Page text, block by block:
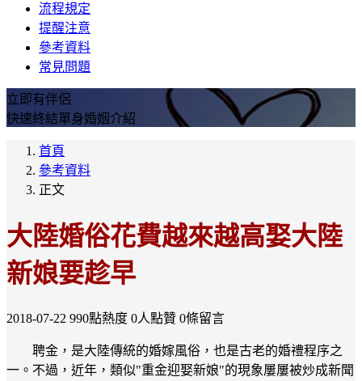
流程規定
提醒注意
參考資料
常見問題
立即有伴侶
快速終結單身婚姻介紹
首頁
參考資料
正文
大陸婚俗花費越來越高娶大陸
新娘要趁早
2018-07-22 990點熱度 0人點贊 0條留言
聘金，是大陸傳統的婚嫁風俗，也是古老的婚禮程序之
一。不過，近年，類似"重金迎娶新娘"的現象屢屢被炒成新聞